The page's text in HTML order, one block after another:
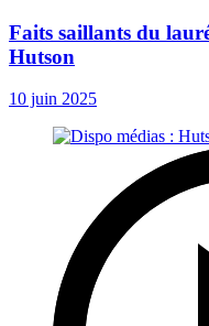
Faits saillants du
Hutson
10 juin 2025